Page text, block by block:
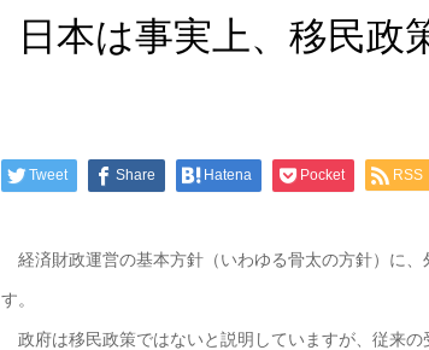
日本は事実上、移民政
Tweet Share Hatena Pocket RSS
経済財政運営の基本方針（いわゆる骨太の方針）に
す。
政府は移民政策ではないと説明していますが、従来の